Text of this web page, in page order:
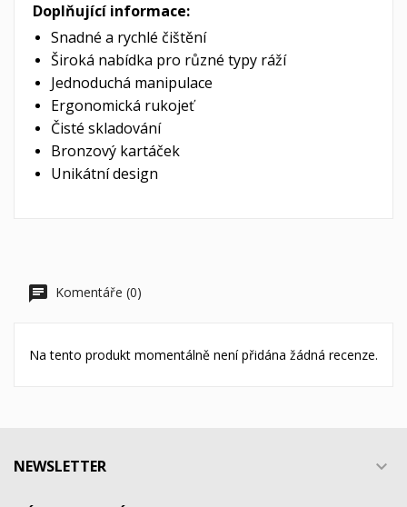
Doplňující informace:
Snadné a rychlé čištění
Široká nabídka pro různé typy ráží
Jednoduchá manipulace
Ergonomická rukojeť
Čisté skladování
Bronzový kartáček
Unikátní design
Komentáře (0)
Na tento produkt momentálně není přidána žádná recenze.
NEWSLETTER 